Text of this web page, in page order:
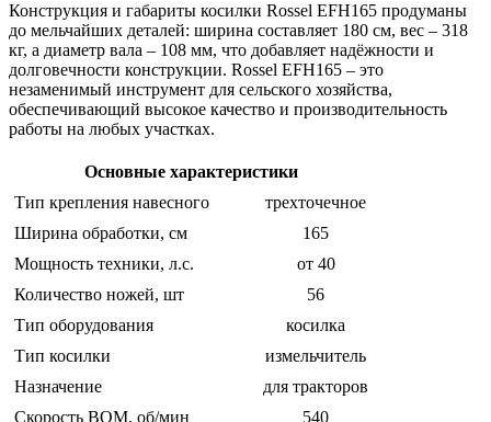
Конструкция и габариты косилки Rossel EFH165 продуманы
до мельчайших деталей: ширина составляет 180 см, вес – 318
кг, а диаметр вала – 108 мм, что добавляет надёжности и
долговечности конструкции. Rossel EFH165 – это
незаменимый инструмент для сельского хозяйства,
обеспечивающий высокое качество и производительность
работы на любых участках.
Основные характеристики
Тип крепления навесного
трехточечное
Ширина обработки, см
165
Мощность техники, л.с.
от 40
Количество ножей, шт
56
Тип оборудования
косилка
Тип косилки
измельчитель
Назначение
для тракторов
Скорость ВОМ, об/мин
540